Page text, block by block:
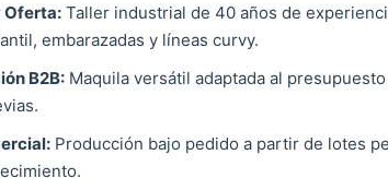
Oferta: Taller industrial de 40 años de
embarazadas y líneas curvy.
B2B: Maquila versátil adaptada al
Producción bajo pedido a partir de lotes